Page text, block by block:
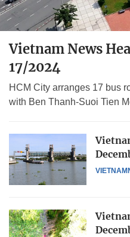
Vietnam News
17/2024
HCM City arranges 17 bus
with Ben Thanh-Suoi Tien